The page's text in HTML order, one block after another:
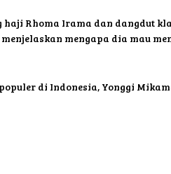
haji Rhoma Irama dan dangdut
mengapa dia mau
di Indonesia, Yonggi